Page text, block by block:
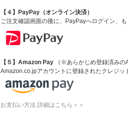
【４】PayPay（オンライン決済）
ご注文確認画面の後に、PayPayへログイン、
【５】Amazon Pay （※あらかじめ登録済みの
Amazon.co.jpアカウントに登録されたクレジッ
お支払い方法 詳細はこちら＞＞